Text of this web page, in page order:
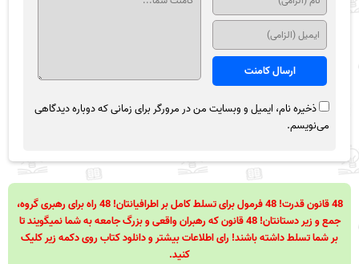
ذخیره نام، ایمیل و وبسایت من در مرورگر برای زمانی که دوباره دیدگاهی
می‌نویسم.
48 قانون قدرت! 48 فرمول برای تسلط کامل بر اطرافیانتان! 48 راه برای رهبری گروه،
جمع و زیر دستانتان! 48 قانون که رهبران واقعی و بزرگ جامعه به شما نمیگویند تا
بر شما تسلط داشته باشند! رای اطلاعات بیشتر و دانلود کتاب روی دکمه زیر کلیک
کنید.